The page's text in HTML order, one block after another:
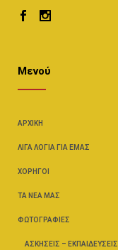
Μενού
ΑΡΧΙΚΉ
ΛΊΓΑ ΛΌΓΙΑ ΓΙΑ ΕΜΆΣ
ΧΟΡΗΓΟΊ
ΤΑ ΝΈΑ ΜΑΣ
ΦΩΤΟΓΡΑΦΊΕΣ
ΑΣΚΉΣΕΙΣ – ΕΚΠΑΙΔΕΎΣΕΙΣ